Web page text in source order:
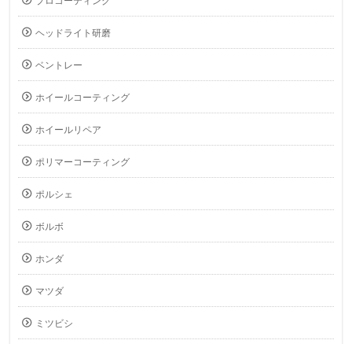
ヘッドライト研磨
ベントレー
ホイールコーティング
ホイールリペア
ポリマーコーティング
ポルシェ
ボルボ
ホンダ
マツダ
ミツビシ